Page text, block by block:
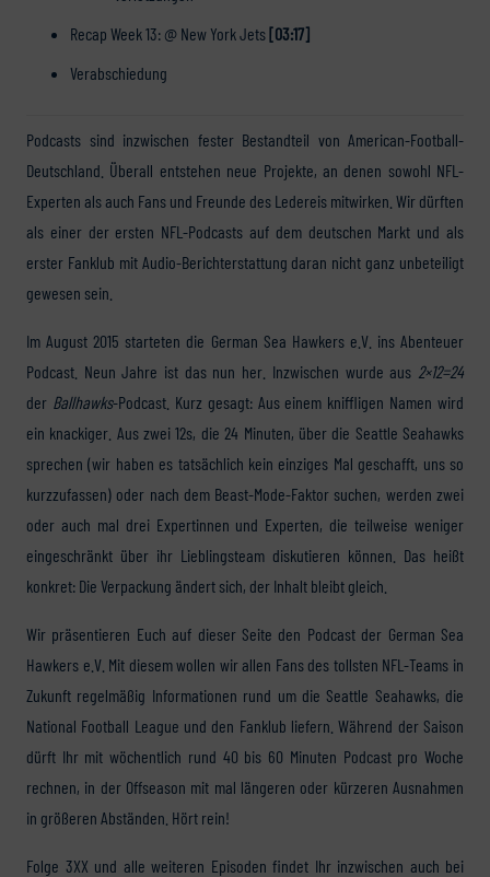
Recap Week 13: @ New York Jets[03:17]
Verabschiedung
Podcasts sind inzwischen fester Bestandteil von American-Football-
Deutschland. Überall entstehen neue Projekte, an denen sowohl NFL-
Experten als auch Fans und Freunde des Ledereis mitwirken. Wir dürften
als einer der ersten NFL-Podcasts auf dem deutschen Markt und als
erster Fanklub mit Audio-Berichterstattung daran nicht ganz unbeteiligt
gewesen sein.
Im August 2015 starteten die German Sea Hawkers e.V. ins Abenteuer
Podcast. Neun Jahre ist das nun her. Inzwischen wurde aus 2×12=24
der Ballhawks-Podcast. Kurz gesagt: Aus einem kniffligen Namen wird
ein knackiger. Aus zwei 12s, die 24 Minuten, über die Seattle Seahawks
sprechen (wir haben es tatsächlich kein einziges Mal geschafft, uns so
kurzzufassen) oder nach dem Beast-Mode-Faktor suchen, werden zwei
oder auch mal drei Expertinnen und Experten, die teilweise weniger
eingeschränkt über ihr Lieblingsteam diskutieren können. Das heißt
konkret: Die Verpackung ändert sich, der Inhalt bleibt gleich.
Wir präsentieren Euch auf dieser Seite den Podcast der German Sea
Hawkers e.V. Mit diesem wollen wir allen Fans des tollsten NFL-Teams in
Zukunft regelmäßig Informationen rund um die Seattle Seahawks, die
National Football League und den Fanklub liefern. Während der Saison
dürft Ihr mit wöchentlich rund 40 bis 60 Minuten Podcast pro Woche
rechnen, in der Offseason mit mal längeren oder kürzeren Ausnahmen
in größeren Abständen. Hört rein!
Folge 3XX und alle weiteren Episoden findet Ihr inzwischen auch bei